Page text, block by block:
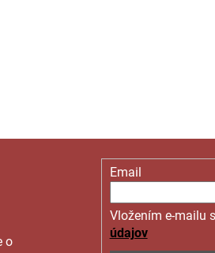
o
Email
Vložením e-mailu
údajov